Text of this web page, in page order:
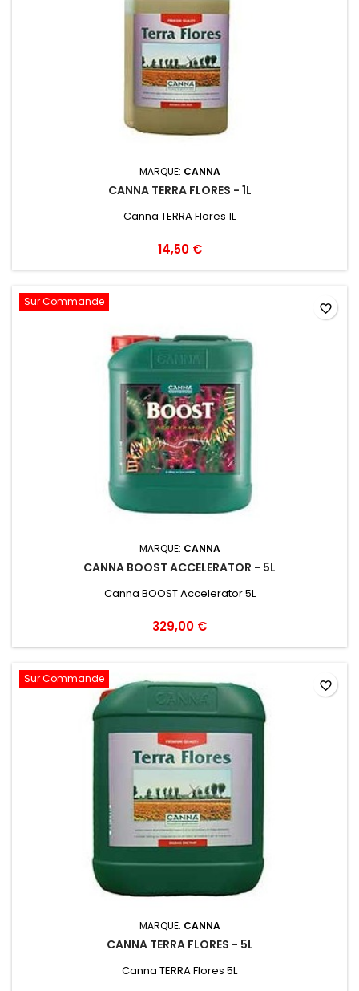
MARQUE: CANNA
CANNA TERRA FLORES - 1L
Canna TERRA Flores 1L
14,50 €
Sur Commande
MARQUE: CANNA
CANNA BOOST ACCELERATOR - 5L
Canna BOOST Accelerator 5L
329,00 €
favorite_border
Sur Commande
MARQUE: CANNA
CANNA TERRA FLORES - 5L
Canna TERRA Flores 5L
favorite_border